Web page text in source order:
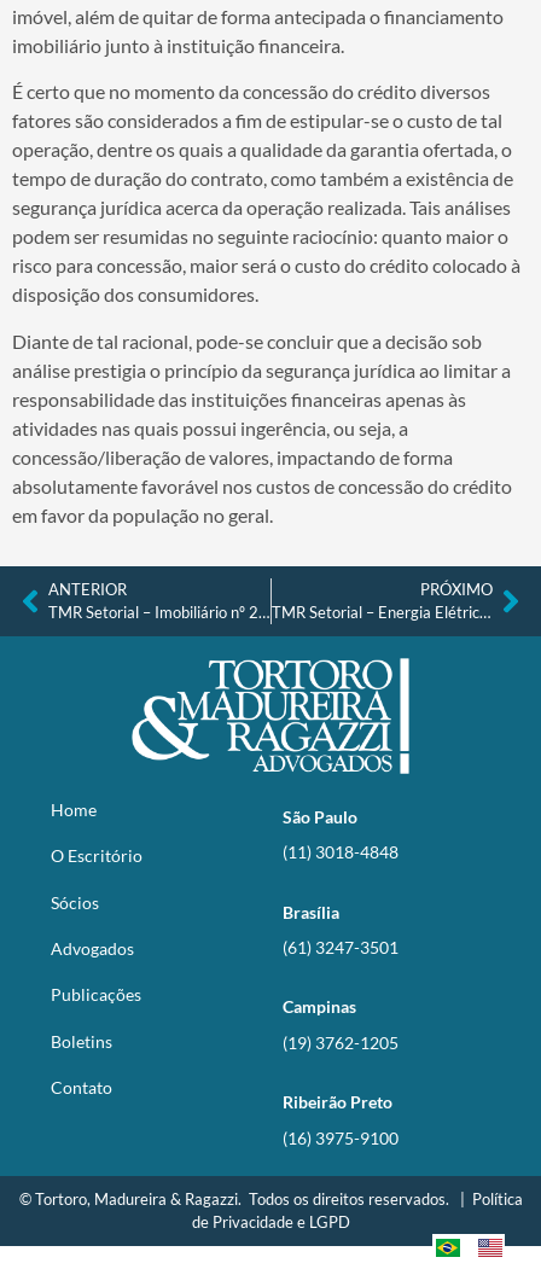
imóvel, além de quitar de forma antecipada o financiamento
imobiliário junto à instituição financeira.
É certo que no momento da concessão do crédito diversos
fatores são considerados a fim de estipular-se o custo de tal
operação, dentre os quais a qualidade da garantia ofertada, o
tempo de duração do contrato, como também a existência de
segurança jurídica acerca da operação realizada. Tais análises
podem ser resumidas no seguinte raciocínio: quanto maior o
risco para concessão, maior será o custo do crédito colocado à
disposição dos consumidores.
Diante de tal racional, pode-se concluir que a decisão sob
análise prestigia o princípio da segurança jurídica ao limitar a
responsabilidade das instituições financeiras apenas às
atividades nas quais possui ingerência, ou seja, a
concessão/liberação de valores, impactando de forma
absolutamente favorável nos custos de concessão do crédito
em favor da população no geral.
ANTERIOR
TMR Setorial – Imobiliário nº 23, de 27.01.2023
PRÓXIMO
TMR Setorial – Energia Elétrica nº 24, de 06.02.2023
Home
O Escritório
Sócios
Advogados
Publicações
Boletins
Contato
São Paulo
(11) 3018-4848
Brasília
(61) 3247-3501
Campinas
(19) 3762-1205
Ribeirão Preto
(16) 3975-9100
© Tortoro, Madureira & Ragazzi. Todos os direitos reservados. | Política
de Privacidade e LGPD